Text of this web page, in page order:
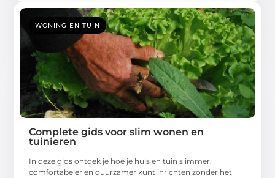
WONING EN TUIN
Complete gids voor slim wonen en
tuinieren
In deze gids ontdek je hoe je huis en tuin slimmer,
comfortabeler en duurzamer kunt inrichten zonder het